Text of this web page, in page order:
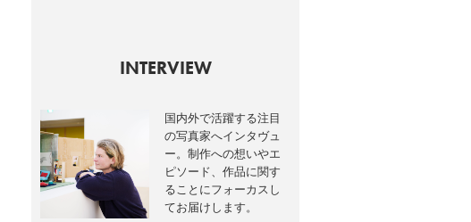
INTERVIEW
国内外で活躍する注目
の写真家へインタヴュ
ー。制作への想いやエ
ピソード、作品に関す
ることにフォーカスし
てお届けします。